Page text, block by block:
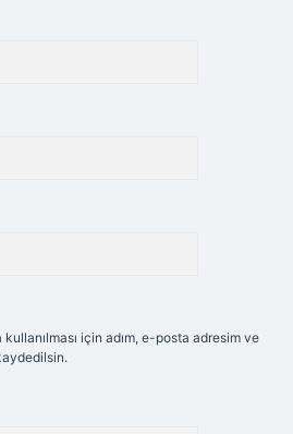
için adım, e-posta adresim ve